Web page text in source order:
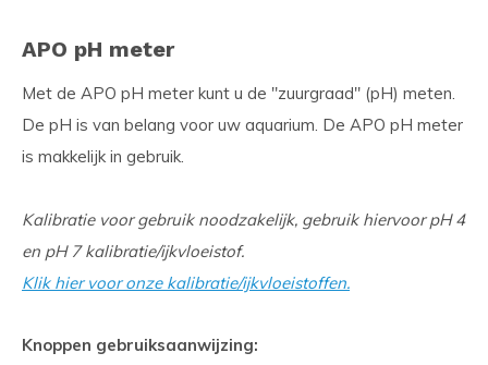
APO pH meter
Met de APO pH meter kunt u de ''zuurgraad'' (pH) meten.
De pH is van belang voor uw aquarium. De APO pH meter
is makkelijk in gebruik.
Kalibratie voor gebruik noodzakelijk, gebruik hiervoor pH 4
en pH 7 kalibratie/ijkvloeistof.
Klik hier voor onze kalibratie/ijkvloeistoffen.
Knoppen gebruiksaanwijzing: